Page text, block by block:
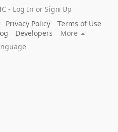
- Log In or Sign Up
Privacy Policy
Terms of Use
Developers
More